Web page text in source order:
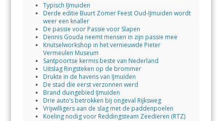
Typisch IJmuiden
Derde editie Buurt Zomer Feest Oud-IJmuiden wordt
weer een knaller
De passie voor Passie voor Slapen
Dennis Gouda neemt mensen in zijn passie mee
Knutselworkshop in het vernieuwde Pieter
Vermeulen Museum
Santpoortse kermis beste van Nederland
Uitslag Ringsteken op de brommer
Drukte in de havens van IJmuiden
De stad die eerst verzonnen werd
Brand duingebied IJmuiden
Drie auto’s betrokken bij ongeval Rijksweg
Vrijwilligers aan de slag met de paddenpoelen
Koeling nodig voor Reddingsteam Zeedieren (RTZ)